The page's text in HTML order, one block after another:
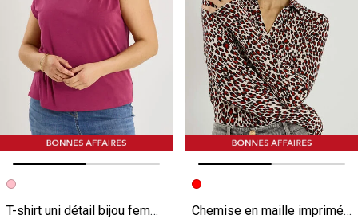
Image précédente
Image suivante
T-shirt uni détail bijou femme
Image précédente
Image suivante
Chemise en maille imprimé léopard femme